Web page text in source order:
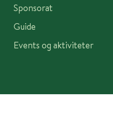
Sponsorat
Guide
Events og aktiviteter